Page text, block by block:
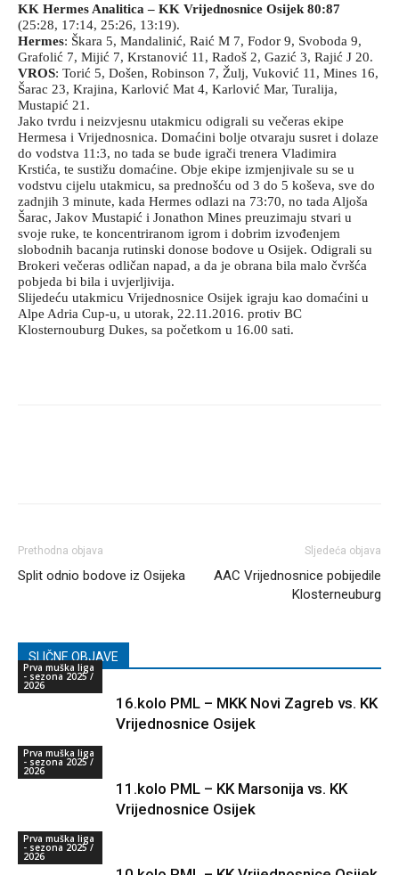
KK Hermes Analitica – KK Vrijednosnice Osijek 80:87
(25:28, 17:14, 25:26, 13:19).
Hermes: Škara 5, Mandalinić, Raić M 7, Fodor 9, Svoboda 9,
Grafolić 7, Mijić 7, Krstanović 11, Radoš 2, Gazić 3, Rajić J 20.
VROS: Torić 5, Došen, Robinson 7, Žulj, Vuković 11, Mines 16,
Šarac 23, Krajina, Karlović Mat 4, Karlović Mar, Turalija,
Mustapić 21.
Jako tvrdu i neizvjesnu utakmicu odigrali su večeras ekipe
Hermesa i Vrijednosnica. Domaćini bolje otvaraju susret i dolaze
do vodstva 11:3, no tada se bude igrači trenera Vladimira
Krstića, te sustižu domaćine. Obje ekipe izmjenjivale su se u
vodstvu cijelu utakmicu, sa prednošću od 3 do 5 koševa, sve do
zadnjih 3 minute, kada Hermes odlazi na 73:70, no tada Aljoša
Šarac, Jakov Mustapić i Jonathon Mines preuzimaju stvari u
svoje ruke, te koncentriranom igrom i dobrim izvođenjem
slobodnih bacanja rutinski donose bodove u Osijek. Odigrali su
Brokeri večeras odličan napad, a da je obrana bila malo čvršća
pobjeda bi bila i uvjerljivija.
Slijedeću utakmicu Vrijednosnice Osijek igraju kao domaćini u
Alpe Adria Cup-u, u utorak, 22.11.2016. protiv BC
Klosternouburg Dukes, sa početkom u 16.00 sati.
Prethodna objava
Split odnio bodove iz Osijeka
Sljedeća objava
AAC Vrijednosnice pobijedile
Klosterneuburg
SLIČNE OBJAVE
Prva muška liga
- sezona 2025 /
2026
16.kolo PML – MKK Novi Zagreb vs. KK
Vrijednosnice Osijek
Prva muška liga
- sezona 2025 /
2026
11.kolo PML – KK Marsonija vs. KK
Vrijednosnice Osijek
Prva muška liga
- sezona 2025 /
2026